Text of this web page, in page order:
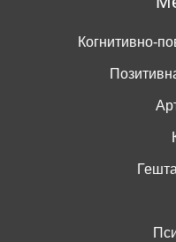
Когнитивно-